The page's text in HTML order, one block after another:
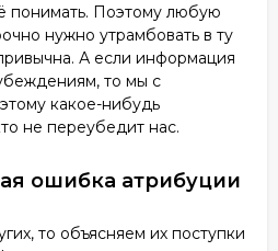
понимать. Поэтому любую
нужно утрамбовать в ту
А если информация
то мы с
какое-нибудь
не переубедит нас.
ошибка атрибуции
то объясняем их поступки